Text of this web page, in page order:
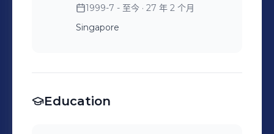
1999-7 - 至今 · 27 年 2 个月
Singapore
Education